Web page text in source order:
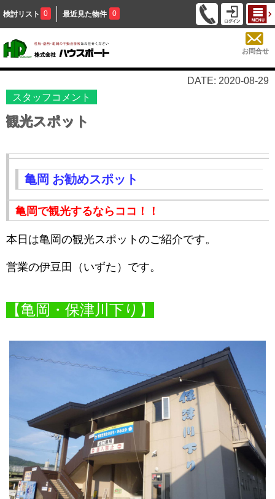
検討リスト 0 最近見た物件 0
お問合せ
DATE: 2020-08-29
スタッフコメント
観光スポット
亀岡 お勧めスポット
亀岡で観光するならココ！！
本日は亀岡の観光スポットのご紹介です。
営業の伊豆田（いずた）です。
【亀岡・保津川下り】